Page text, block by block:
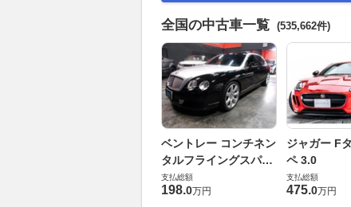
全国の中古車一覧 (535,662件)
ベントレー コンチネン
タルフライングスパー
6.0 4WD
支払総額
198.0万円
ジャガー F
ペ 3.0
支払総額
475.0万円